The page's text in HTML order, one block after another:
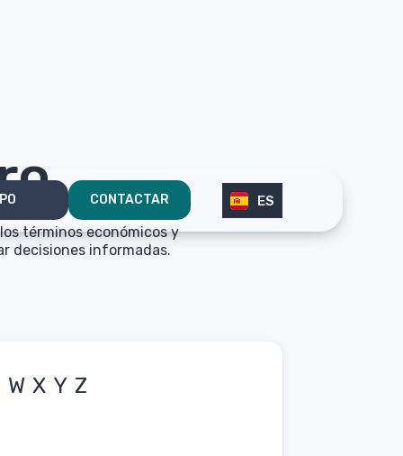
CONTACTAR ES
términos económicos y
decisiones informadas.
W X Y Z